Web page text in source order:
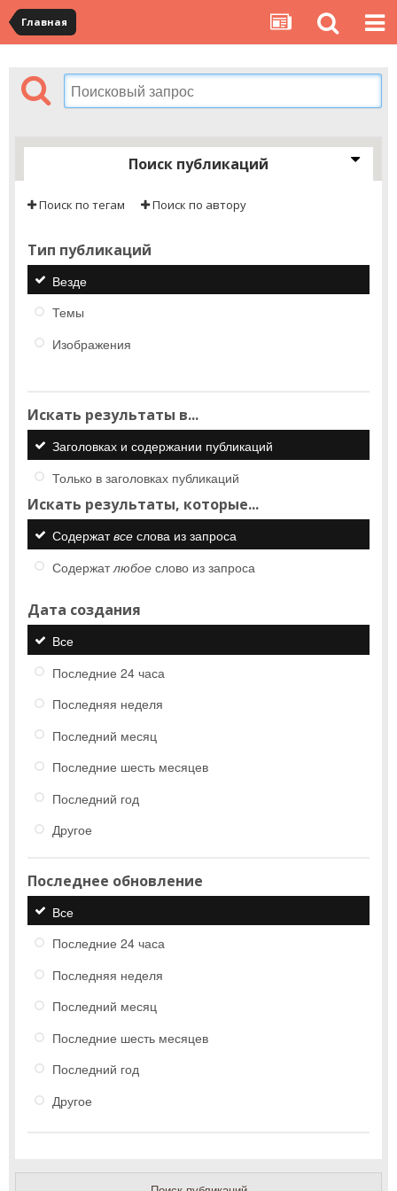
Главная
Поиск публикаций
Поиск по тегам Поиск по автору
Тип публикаций
Везде
Темы
Изображения
Искать результаты в...
Заголовках и содержании публикаций
Только в заголовках публикаций
Искать результаты, которые...
Содержатвсе слова из запроса
Содержатлюбое слово из запроса
Дата создания
Все
Последние 24 часа
Последняя неделя
Последний месяц
Последние шесть месяцев
Последний год
Другое
Последнее обновление
Все
Последние 24 часа
Последняя неделя
Последний месяц
Последние шесть месяцев
Последний год
Другое